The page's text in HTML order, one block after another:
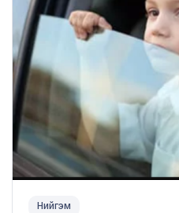
Нийгэм